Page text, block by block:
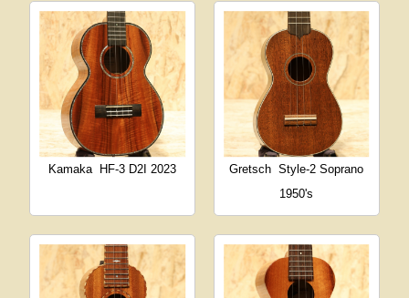
Kamaka HF-3 D2I 2023 Gretsch Style-2 Soprano
1950's